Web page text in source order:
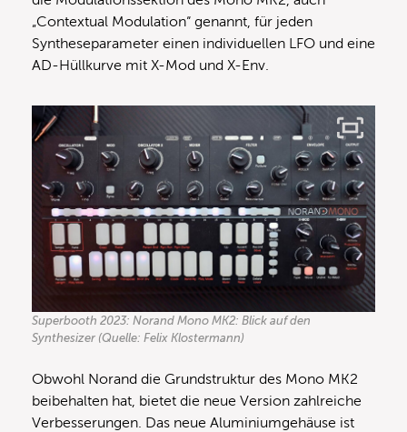
„Contextual Modulation“ genannt, für jeden
Syntheseparameter einen individuellen LFO und eine
AD-Hüllkurve mit X-Mod und X-Env.
Superbooth 2023: Norand Mono MK2: Blick auf den
Synthesizer (Quelle: Felix Klostermann)
Obwohl Norand die Grundstruktur des Mono MK2
beibehalten hat, bietet die neue Version zahlreiche
Verbesserungen. Das neue Aluminiumgehäuse ist